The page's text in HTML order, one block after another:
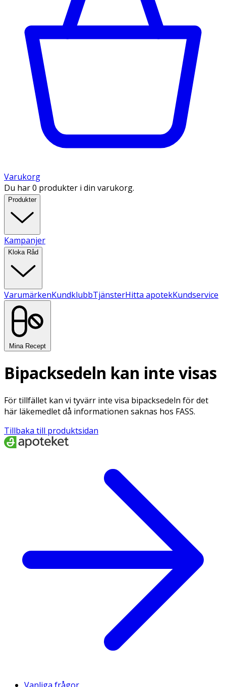
Varukorg
Du har 0 produkter i din varukorg.
Produkter
Kampanjer
Kloka Råd
VarumärkenKundklubbTjänsterHitta apotekKundservice
Mina Recept
Bipacksedeln kan inte visas
För tillfället kan vi tyvärr inte visa bipacksedeln för det
här läkemedlet då informationen saknas hos FASS.
Tillbaka till produktsidan